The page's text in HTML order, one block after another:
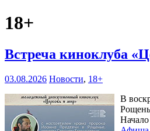
18+
Встреча киноклуба
03.08.2026 Новости, 18+
В
Начало